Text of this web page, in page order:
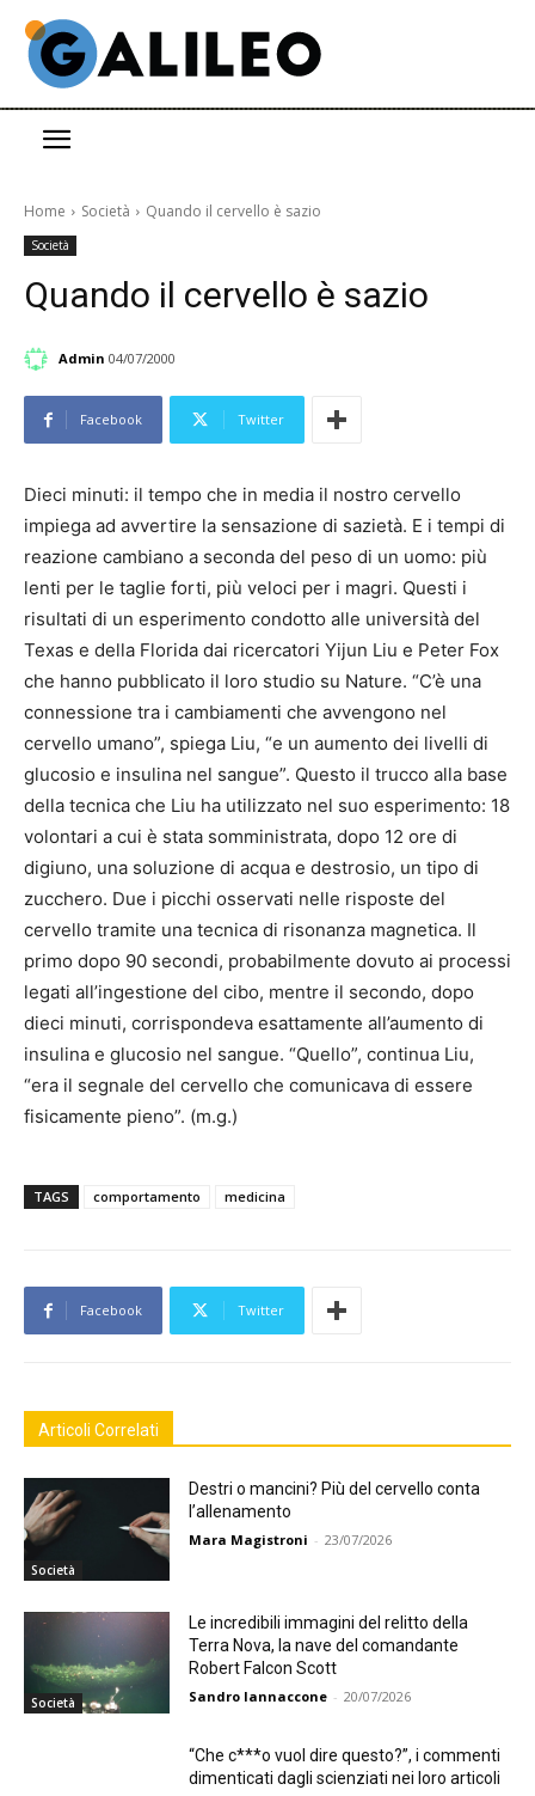
Home Società Quando il cervello è sazio
Società
Quando il cervello è sazio
Admin 04/07/2000
Facebook Twitter
Dieci minuti: il tempo che in media il nostro cervello
impiega ad avvertire la sensazione di sazietà. E i tempi di
reazione cambiano a seconda del peso di un uomo: più
lenti per le taglie forti, più veloci per i magri. Questi i
risultati di un esperimento condotto alle università del
Texas e della Florida dai ricercatori Yijun Liu e Peter Fox
che hanno pubblicato il loro studio su Nature. “C’è una
connessione tra i cambiamenti che avvengono nel
cervello umano”, spiega Liu, “e un aumento dei livelli di
glucosio e insulina nel sangue”. Questo il trucco alla base
della tecnica che Liu ha utilizzato nel suo esperimento: 18
volontari a cui è stata somministrata, dopo 12 ore di
digiuno, una soluzione di acqua e destrosio, un tipo di
zucchero. Due i picchi osservati nelle risposte del
cervello tramite una tecnica di risonanza magnetica. Il
primo dopo 90 secondi, probabilmente dovuto ai processi
legati all’ingestione del cibo, mentre il secondo, dopo
dieci minuti, corrispondeva esattamente all’aumento di
insulina e glucosio nel sangue. “Quello”, continua Liu,
“era il segnale del cervello che comunicava di essere
fisicamente pieno”. (m.g.)
TAGS comportamento medicina
Facebook Twitter
Articoli Correlati
Società
Destri o mancini? Più del cervello conta
l’allenamento
Mara Magistroni - 23/07/2026
Società
Le incredibili immagini del relitto della
Terra Nova, la nave del comandante
Robert Falcon Scott
Sandro Iannaccone - 20/07/2026
“Che c***o vuol dire questo?”, i commenti
dimenticati dagli scienziati nei loro articoli